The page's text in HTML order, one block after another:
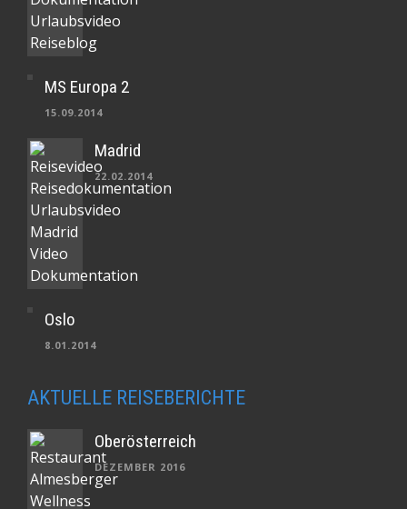
MS Europa 2
15.09.2014
Madrid
22.02.2014
Oslo
8.01.2014
AKTUELLE REISEBERICHTE
Oberösterreich
DEZEMBER 2016